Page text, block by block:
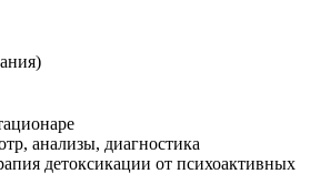
анализы, диагностика
детоксикации от психоактивных